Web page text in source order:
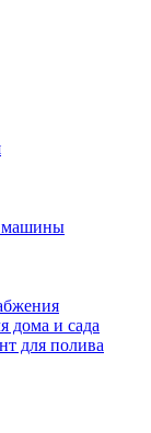
машины
дома и сада
для полива